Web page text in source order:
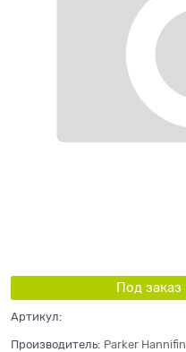
Под заказ
Артикул:
Производитель: Parker Hannifin